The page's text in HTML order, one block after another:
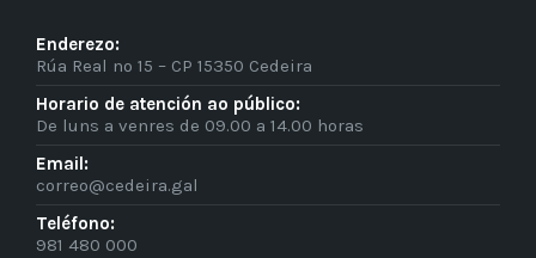
Enderezo:
Rúa Real nº 15 – CP 15350 Cedeira
Horario de atención ao público:
De luns a venres de 09.00 a 14.00 horas
Email:
correo@cedeira.gal
Teléfono:
981 480 000